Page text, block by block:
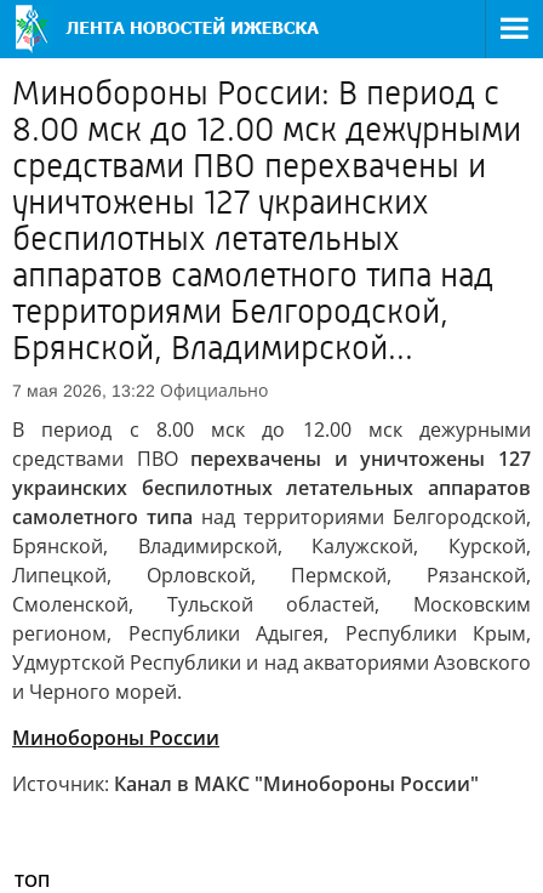
Минобороны России: В период с
8.00 мск до 12.00 мск дежурными
средствами ПВО перехвачены и
уничтожены 127 украинских
беспилотных летательных
аппаратов самолетного типа над
территориями Белгородской,
Брянской, Владимирской...
7 мая 2026, 13:22 Официально
В период с 8.00 мск до 12.00 мск дежурными
средствами ПВО перехвачены и уничтожены 127
украинских беспилотных летательных аппаратов
самолетного типа над территориями Белгородской,
Брянской, Владимирской, Калужской, Курской,
Липецкой, Орловской, Пермской, Рязанской,
Смоленской, Тульской областей, Московским
регионом, Республики Адыгея, Республики Крым,
Удмуртской Республики и над акваториями Азовского
и Черного морей.
Минобороны России
Источник: Канал в МАКС "Минобороны России"
ТОП